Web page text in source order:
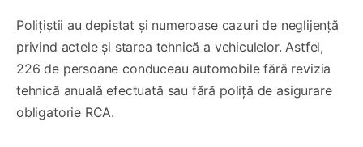
Polițiștii au depistat și numeroase cazuri de neglijență
privind actele și starea tehnică a vehiculelor. Astfel,
226 de persoane conduceau automobile fără revizia
tehnică anuală efectuată sau fără poliță de asigurare
obligatorie RCA.